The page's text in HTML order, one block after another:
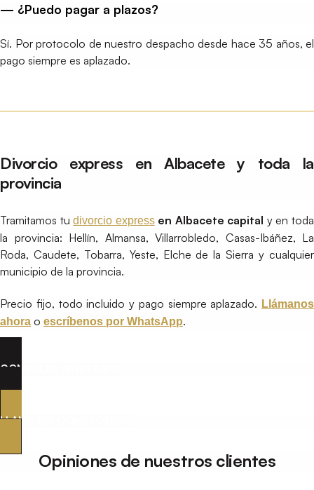
— ¿Puedo pagar a plazos?
Sí. Por protocolo de nuestro despacho desde hace 35 años, el
pago siempre es aplazado.
Divorcio express en Albacete y toda la
provincia
Tramitamos tudivorcio expressen Albacete capital y en toda
la provincia: Hellín, Almansa, Villarrobledo, Casas-Ibáñez, La
Roda, Caudete, Tobarra, Yeste, Elche de la Sierra y cualquier
municipio de la provincia.
Precio fijo, todo incluido y pago siempre aplazado. Llámanos
ahora o escríbenos por WhatsApp.
CONSULTA WHATSAPP
LLAME SIN COMPROMISO
Opiniones de nuestros clientes